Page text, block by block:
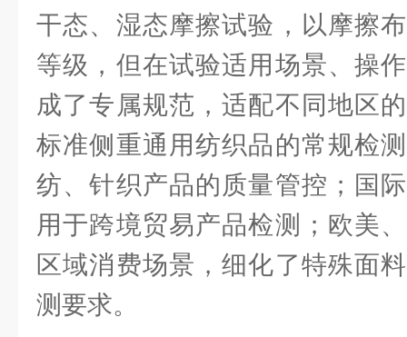
干态、湿态摩擦试验，以摩擦
等级，但在试验适用场景、操
成了专属规范，适配不同地区
标准侧重通用纺织品的常规检
纺、针织产品的质量管控；国
用于跨境贸易产品检测；欧美
区域消费场景，细化了特殊面
测要求。